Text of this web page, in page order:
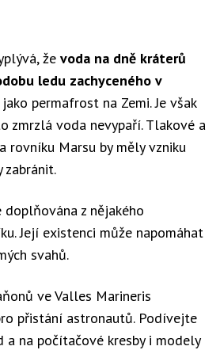
že voda na dně kráterů
ledu zachyceného v
permafrost na Zemi. Je však
zmrzlá voda nevypaří. Tlakové a
rovníku Marsu by měly vzniku
zabránit.
doplňována z nějakého
Její existenci může napomáhat
svahů.
ve Valles Marineris
přistání astronautů. Podívejte
a na počítačové kresby i modely